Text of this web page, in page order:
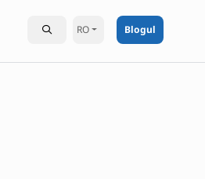
RO Blogul